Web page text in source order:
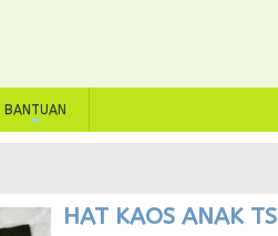
+
BANTUAN
HAT KAOS ANAK